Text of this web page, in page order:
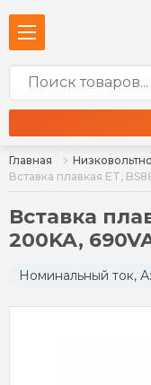
Главная
Вставка плавкая ET,
Вставка
200KA,
Номинальный ток, А: